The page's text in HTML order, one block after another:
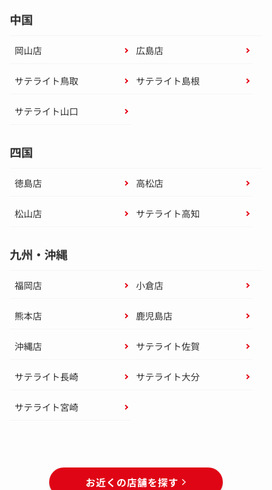
中国
岡山店 広島店
サテライト鳥取 サテライト島根
サテライト山口
四国
徳島店 高松店
松山店 サテライト高知
九州・沖縄
福岡店 小倉店
熊本店 鹿児島店
沖縄店 サテライト佐賀
サテライト長崎 サテライト大分
サテライト宮崎
お近くの店舗を探す